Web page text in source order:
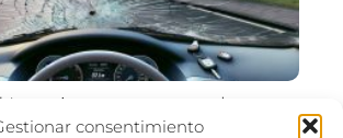
consentimiento
I use insurance to replace
windshield?